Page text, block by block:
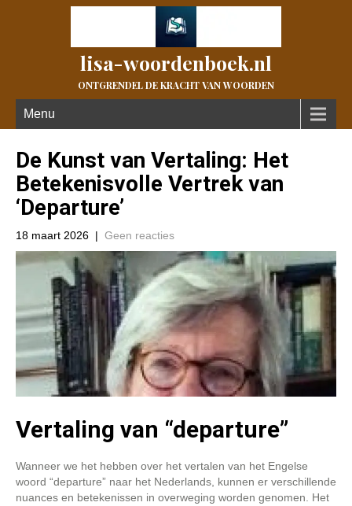
lisa-woordenboek.nl
ONTGRENDEL DE KRACHT VAN WOORDEN
Menu
De Kunst van Vertaling: Het
Betekenisvolle Vertrek van
‘Departure’
18 maart 2026 | Geen reacties
Vertaling van “departure”
Wanneer we het hebben over het vertalen van het Engelse
woord “departure” naar het Nederlands, kunnen er verschillende
nuances en betekenissen in overweging worden genomen. Het